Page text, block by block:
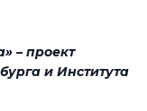
– проект
и Института